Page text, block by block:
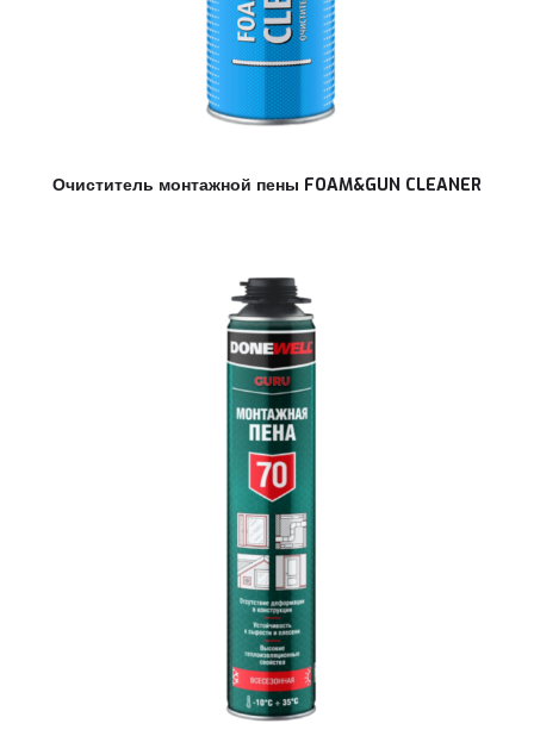
Очиститель монтажной пены FOAM&GUN CLEANER